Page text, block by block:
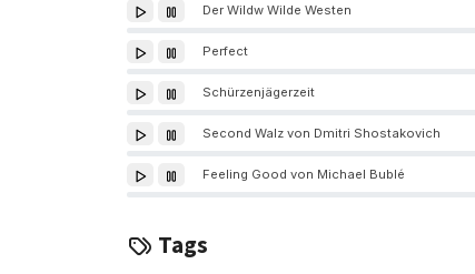
Der Wildw Wilde Westen
Perfect
Schürzenjägerzeit
Second Walz von Dmitri Shostakovich
Feeling Good von Michael Bublé
Tags